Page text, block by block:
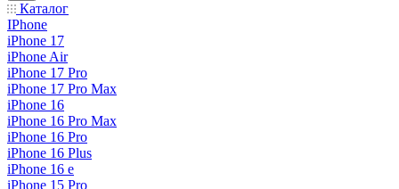
Каталог
IPhone
iPhone 17
iPhone Air
iPhone 17 Pro
iPhone 17 Pro Max
iPhone 16
iPhone 16 Pro Max
iPhone 16 Pro
iPhone 16 Plus
iPhone 16 e
iPhone 15 Pro